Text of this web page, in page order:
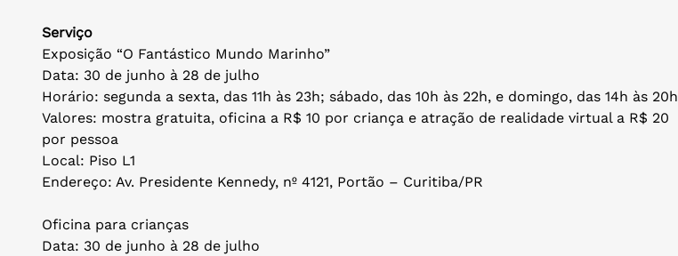
Serviço
Exposição “O Fantástico Mundo Marinho”
Data: 30 de junho à 28 de julho
Horário: segunda a sexta, das 11h às 23h; sábado, das 10h às 22h, e domingo, das 14h às 20h
Valores: mostra gratuita, oficina a R$ 10 por criança e atração de realidade virtual a R$ 20
por pessoa
Local: Piso L1
Endereço: Av. Presidente Kennedy, nº 4121, Portão – Curitiba/PR
Oficina para crianças
Data: 30 de junho à 28 de julho